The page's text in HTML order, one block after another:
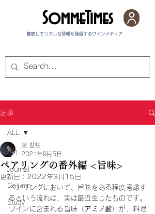
徹底してリアルな情報を発信する​ワインメディア
SommeTimes
記事
ALL
Journal
Column
Study
ALL
ペアリングの番外編 <旨味>
梁 世柱
2021年9月5日
更新日： 2022年3月15日
ペアリングにおいて、旨味をある程度考慮す
るという流れは、実は最近生じたものです。
ワインに含まれる旨味（アミノ酸）が、料理